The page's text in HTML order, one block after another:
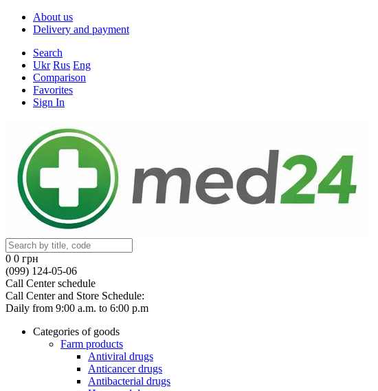
About us
Delivery and payment
Search
Ukr Rus Eng
Comparison
Favorites
Sign In
0 0 грн
(099) 124-05-06
Call Center schedule
Call Center and Store Schedule:
Daily from 9:00 a.m. to 6:00 p.m
Categories of goods
Farm products
Antiviral drugs
Anticancer drugs
Antibacterial drugs